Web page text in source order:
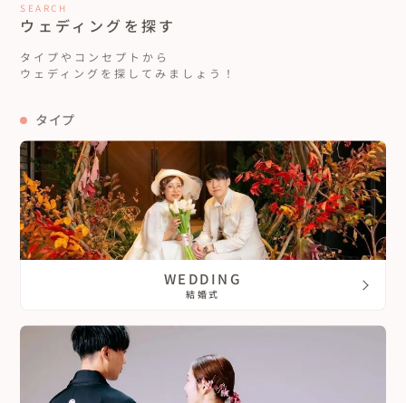
SEARCH
ウェディングを探す
タイプやコンセプトから
ウェディングを探してみましょう！
タイプ
WEDDING
結婚式